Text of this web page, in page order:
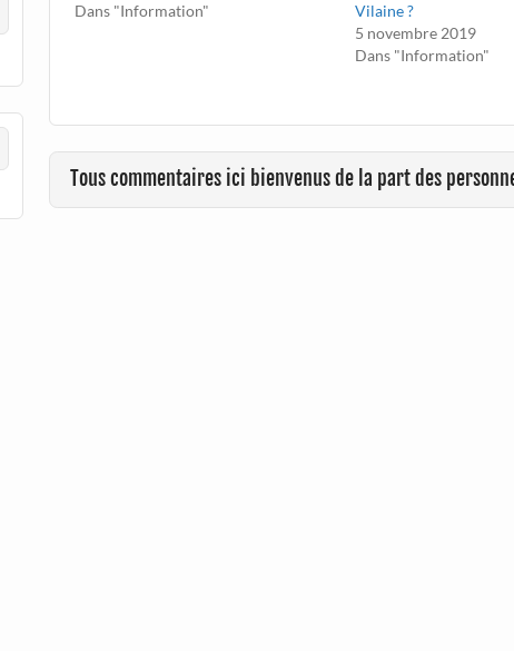
Dans "Information"
Vilaine ?
5 novembre 2019
Dans "Information"
Tous commentaires ici bienvenus de la part des